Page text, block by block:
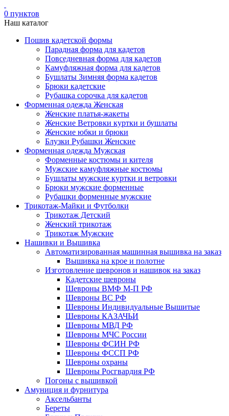
0 пунктов
Наш каталог
Пошив кадетской формы
Парадная форма для кадетов
Повседневная форма для кадетов
Камуфляжная форма для кадетов
Бушлаты Зимняя форма кадетов
Брюки кадетские
Рубашка сорочка для кадетов
Форменная одежда Женская
Женские платья-жакеты
Женские Ветровки куртки и бушлаты
Женские юбки и брюки
Блузки Рубашки Женские
Форменная одежда Мужская
Форменные костюмы и кителя
Мужские камуфляжные костюмы
Бушлаты мужские куртки и ветровки
Брюки мужские форменные
Рубашки форменные мужские
Трикотаж-Майки и Футболки
Трикотаж Детский
Женский трикотаж
Трикотаж Мужские
Нашивки и Вышивка
Автоматизированная машинная вышивка на заказ
Вышивка на крое и полотне
Изготовление шевронов и нашивок на заказ
Кадетские шевроны
Шевроны ВМФ М-П РФ
Шевроны ВС РФ
Шевроны Индивидуальные Вышитые
Шевроны КАЗАЧЬИ
Шевроны МВД РФ
Шевроны МЧС России
Шевроны ФСИН РФ
Шевроны ФССП РФ
Шевроны охраны
Шевроны Росгвардия РФ
Погоны с вышивкой
Амуниция и фурнитура
Аксельбанты
Береты